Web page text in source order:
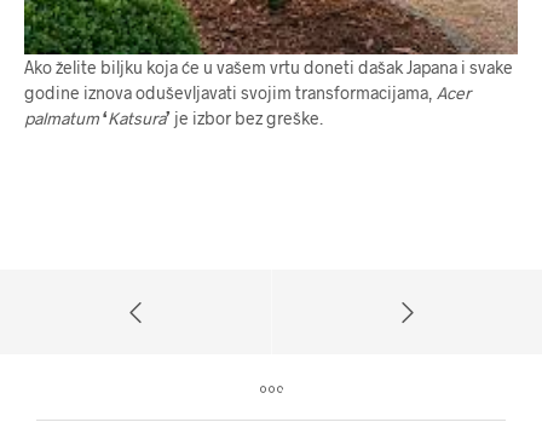
Ako želite biljku koja će u vašem vrtu doneti dašak Japana i svake
godine iznova oduševljavati svojim transformacijama, Acer
palmatum‘Katsura’ je izbor bez greške.